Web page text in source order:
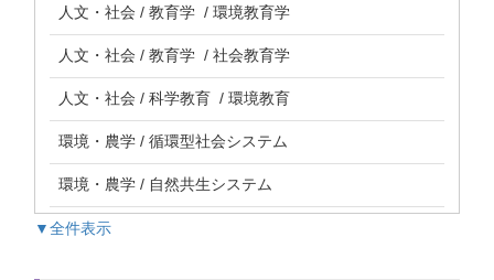
人文・社会 / 教育学 / 環境教育学
人文・社会 / 教育学 / 社会教育学
人文・社会 / 科学教育 / 環境教育
環境・農学 / 循環型社会システム
環境・農学 / 自然共生システム
▼全件表示